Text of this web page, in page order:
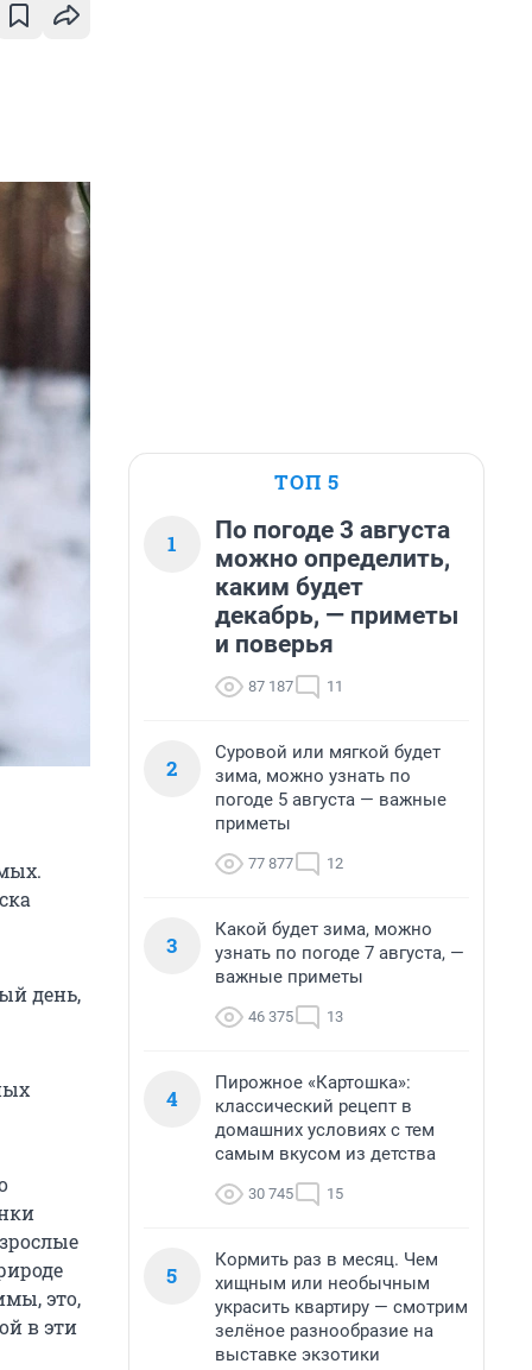
день,
это,
в эти
ТОП 5
1
По погоде 3 августа
можно определить,
каким будет
декабрь, — приметы
и поверья
87 187 11
2
Суровой или мягкой будет
зима, можно узнать по
погоде 5 августа — важные
приметы
77 877 12
3
Какой будет зима, можно
узнать по погоде 7 августа, —
важные приметы
46 375 13
4
Пирожное «Картошка»:
классический рецепт в
домашних условиях с тем
самым вкусом из детства
30 745 15
5
Кормить раз в месяц. Чем
хищным или необычным
украсить квартиру — смотрим
зелёное разнообразие на
выставке экзотики